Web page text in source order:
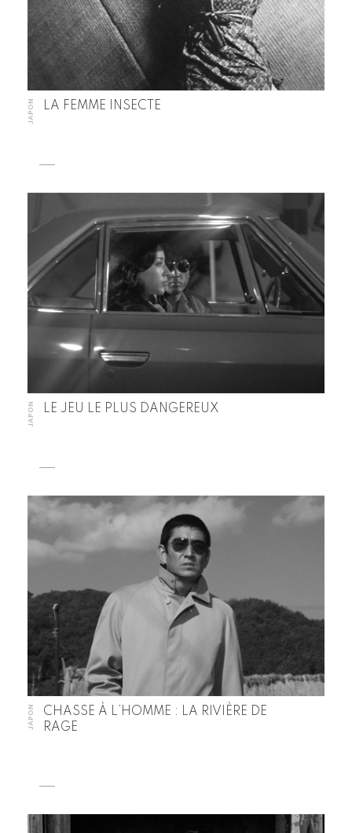
JAPON LA FEMME INSECTE
JAPON LE JEU LE PLUS DANGEREUX
JAPON
CHASSE À L’HOMME : LA RIVIÈRE DE
RAGE